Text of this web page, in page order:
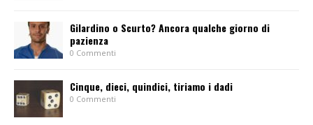
Gilardino o Scurto? Ancora qualche giorno di
pazienza
0 Commenti
Cinque, dieci, quindici, tiriamo i dadi
0 Commenti